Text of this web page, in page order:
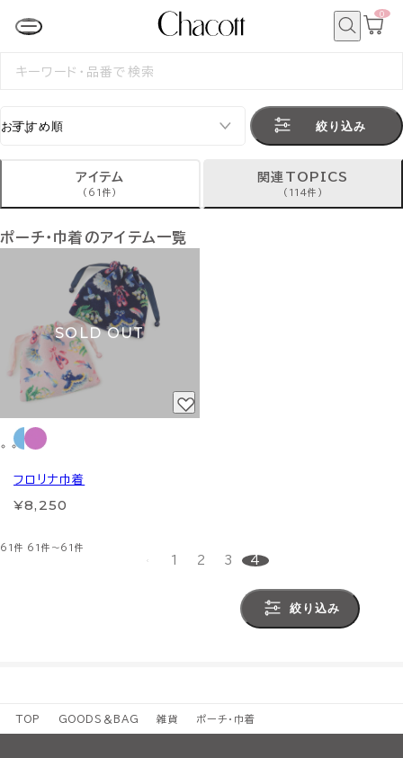
カ
0
検
絞り込み
アイテム
(61件)
関連TOPICS
(114件)
ポーチ・巾着のアイテム一覧
SOLD OUT
フロリナ巾着
¥8,250
61件 61件～61件
1 2 3 4
絞り込み
TOP GOODS＆BAG 雑貨 ポーチ・巾着